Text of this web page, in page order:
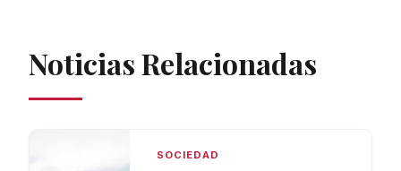
Noticias Relacionadas
SOCIEDAD